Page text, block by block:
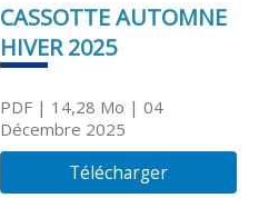
CASSOTTE AUTOMNE
HIVER 2025
PDF| 14,28 Mo | 04
Décembre 2025
Télécharger